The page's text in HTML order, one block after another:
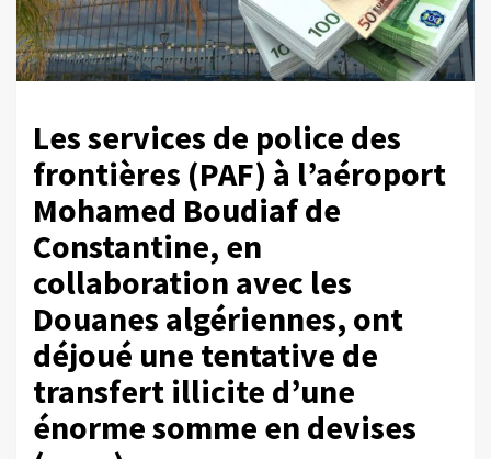
Les services de police des
frontières (PAF) à l’aéroport
Mohamed Boudiaf de
Constantine, en
collaboration avec les
Douanes algériennes, ont
déjoué une tentative de
transfert illicite d’une
énorme somme en devises